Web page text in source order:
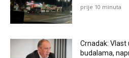
prije 10 minuta
Crnadak: Vlast
budalama,